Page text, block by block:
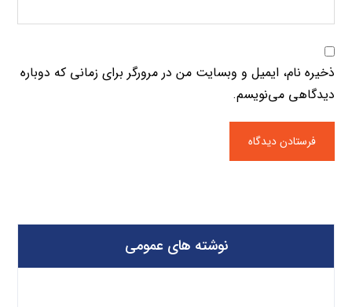
ذخیره نام، ایمیل و وبسایت من در مرورگر برای زمانی که دوباره
دیدگاهی می‌نویسم.
نوشته های عمومی